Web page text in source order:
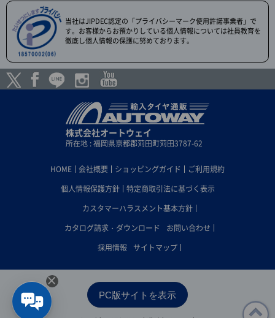
当社はJIPDEC認定の「プライバシーマーク使用許諾事業者」で
す。お客様からお預かりしている個人情報については社員教育を
徹底し個人情報の保護に努めております。
株式会社オートウェイ
所在地 : 福岡県京都郡苅田町苅田3787-62
HOME 会社概要 ショッピングガイド
ご利用規約
個人情報保護方針
特定商取引法に基づく表示
カスタマーハラスメント基本方針
カタログ請求・ダウンロード
お問い合わせ
採用情報
サイトマップ
PC版サイトを表示
×